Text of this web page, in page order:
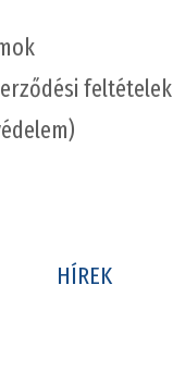
feltételek
HÍREK